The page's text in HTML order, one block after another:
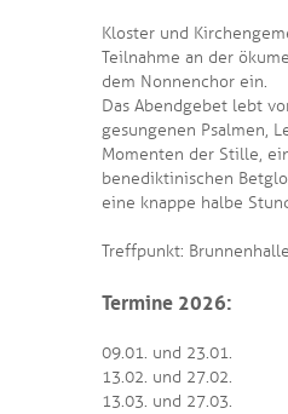
Kloster und
Teilnahme an der
dem Nonnenchor ein.
Das Abendgebet lebt
gesungenen Psalmen,
Momenten der Stille,
benediktinischen
eine knappe halbe
Treffpunkt:
Termine 2026:
09.01. und 23.01.
13.02. und 27.02.
13.03. und 27.03.